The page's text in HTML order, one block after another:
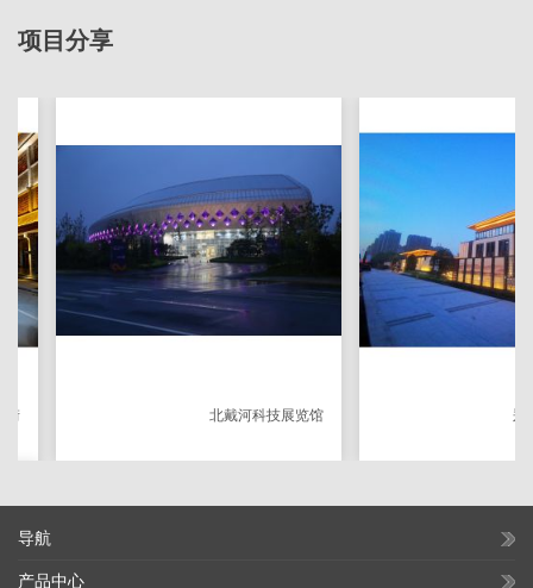
项目分享
北戴河科技展览馆 郑州
导航
产品中心